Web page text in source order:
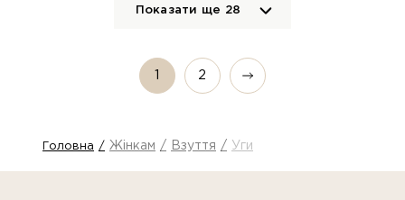
Показати ще 28
1 2
Головна Жінкам Взуття Уги